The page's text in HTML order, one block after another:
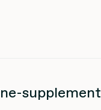
supplement